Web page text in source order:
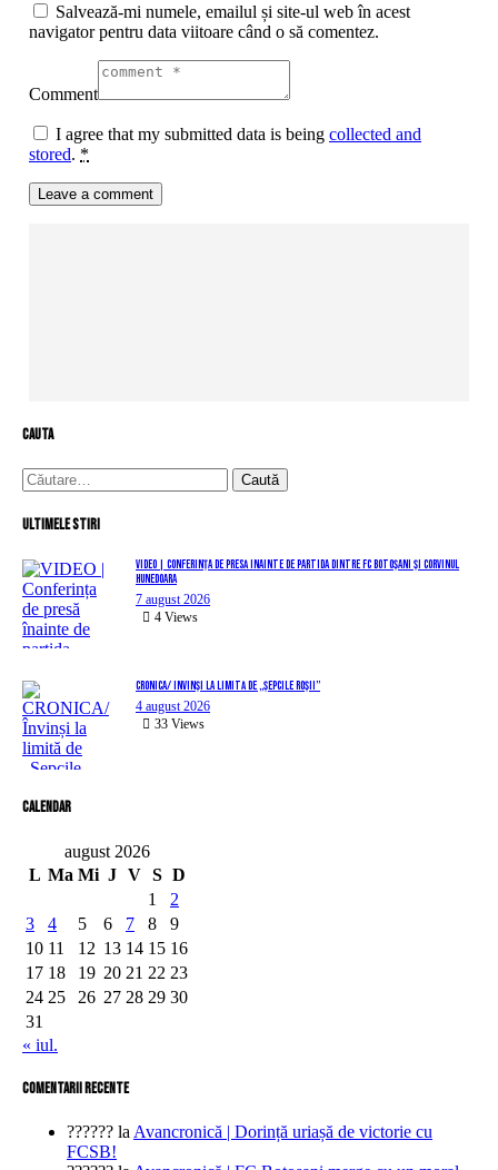
Salvează-mi numele, emailul și site-ul web în acest
navigator pentru data viitoare când o să comentez.
Comment
I agree that my submitted data is being collected and
stored. *
cauta
Caută
după:
Ultimele stiri
VIDEO | Conferința de presă înainte de partida dintre FC Botoșani și Corvinul
Hunedoara
7 august 2026
4 Views
CRONICA/ Învinși la limită de „Șepcile Roșii”
4 august 2026
33 Views
Calendar
august 2026
L Ma Mi J V S D
1
2
3
4 5 6 7 8
9
10 11 12 13 14 15 16
17 18 19 20 21 22 23
24 25 26 27 28 29 30
31
« iul.
comentarii recente
?????? la Avancronică | Dorință uriașă de victorie cu
FCSB!